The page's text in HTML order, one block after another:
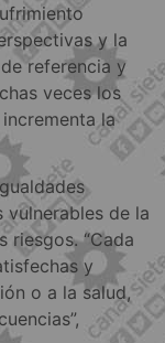
y la
referencia y
veces los
la
vulnerables de la
riesgos. “Cada
y
o a la salud,